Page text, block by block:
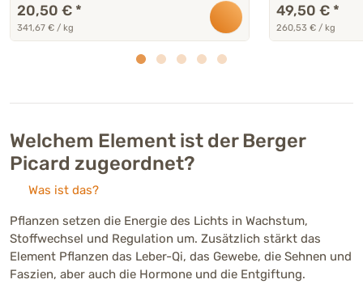
20,50 € *
341,67 € / kg
49,50 € *
260,53 € / kg
Welchem Element ist der Berger
Picard zugeordnet?
Was ist das?
Pflanzen setzen die Energie des Lichts in Wachstum,
Stoffwechsel und Regulation um. Zusätzlich stärkt das
Element Pflanzen das Leber-Qi, das Gewebe, die Sehnen und
Faszien, aber auch die Hormone und die Entgiftung.